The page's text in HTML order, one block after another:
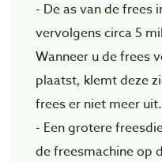
- De as van de frees
vervolgens circa 5
Wanneer u de frees
plaatst, klemt deze
frees er niet meer uit.
- Een grotere
de freesmachine op